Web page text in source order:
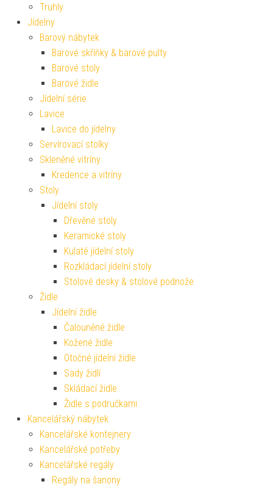
Truhly
Jídelny
Barový nábytek
Barové skříňky & barové pulty
Barové stoly
Barové židle
Jídelní série
Lavice
Lavice do jídelny
Servírovací stolky
Skleněné vitríny
Kredence a vitríny
Stoly
Jídelní stoly
Dřevěné stoly
Keramické stoly
Kulaté jídelní stoly
Rozkládací jídelní stoly
Stolové desky & stolové podnože
Židle
Jídelní židle
Čalouněné židle
Kožené židle
Otočné jídelní židle
Sady židlí
Skládací židle
Židle s područkami
Kancelářský nábytek
Kancelářské kontejnery
Kancelářské potřeby
Kancelářské regály
Regály na šanony